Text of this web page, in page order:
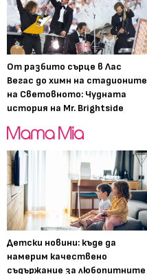
От разбито сърце в Лас
Вегас до химн на стадионите
на Световното: Чудната
история на Mr. Brightside
Детски новини: къде да
намерим качествено
съдържание за любопитните